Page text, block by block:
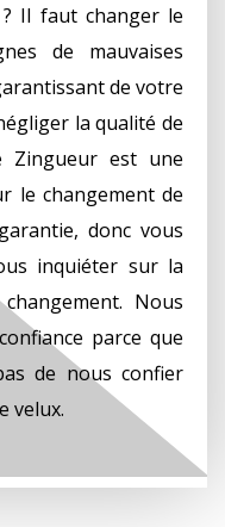
Il faut changer le
de mauvaises
de votre
la qualité de
Zingueur est une
le changement de
donc vous
inquiéter sur la
Nous
parce que
de nous confier
velux.